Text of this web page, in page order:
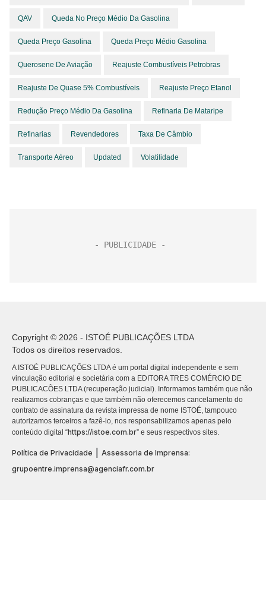
QAV Queda No Preço Médio Da Gasolina
Queda Preço Gasolina Queda Preço Médio Gasolina
Querosene De Aviação Reajuste Combustíveis Petrobras
Reajuste De Quase 5% Combustíveis Reajuste Preço Etanol
Redução Preço Médio Da Gasolina Refinaria De Mataripe
Refinarias Revendedores Taxa De Câmbio
Transporte Aéreo Updated Volatilidade
Copyright © 2026 - ISTOÉ PUBLICAÇÕES LTDA
Todos os direitos reservados.
A ISTOÉ PUBLICAÇÕES LTDA é um portal digital independente e sem
vinculação editorial e societária com a EDITORA TRES COMÉRCIO DE
PUBLICACÕES LTDA (recuperação judicial). Informamos também que não
realizamos cobranças e que também não oferecemos cancelamento do
contrato de assinatura da revista impressa de nome ISTOÉ, tampouco
autorizamos terceiros a fazê-lo, nos responsabilizamos apenas pelo
conteúdo digital “https://istoe.com.br” e seus respectivos sites.
Política de Privacidade
Assessoria de Imprensa:
grupoentre.imprensa@agenciafr.com.br